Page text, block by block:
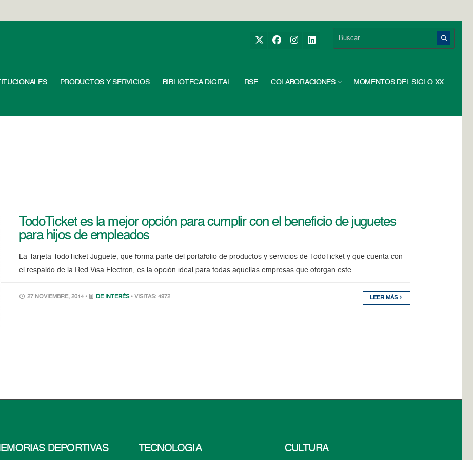
PRODUCTOS Y SERVICIOS BIBLIOTECA DIGITAL RSE COLABORACIONES MOMENTOS DEL SIGLO XX
TodoTicket es la mejor opción para cumplir con el beneficio de juguetes
para hijos de empleados
La Tarjeta TodoTicket Juguete, que forma parte del portafolio de productos y servicios de TodoTicket y que cuenta con
el respaldo de la Red Visa Electron, es la opción ideal para todas aquellas empresas que otorgan este
27 NOVIEMBRE, 2014 • DE INTERÉS • VISITAS: 4972 LEER MÁS
DEPORTIVAS TECNOLOGÍA CULTURA